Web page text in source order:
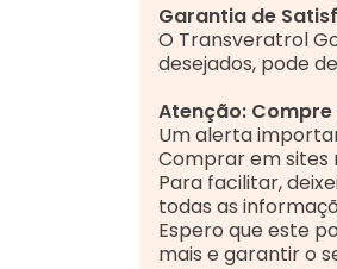
Garantia de
O Transveratrol
desejados, pode
Atenção:
Um alerta
Comprar em sites
Para facilitar,
todas as
Espero que este
mais e garantir o